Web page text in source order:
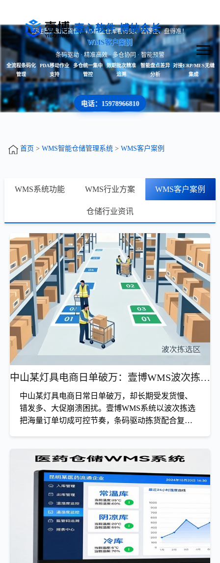
壹心软件 博纳众长
还在靠人脑记货位？WMS让仓库看得见、管得住、盘得准！
WMS客户案例
条码驱动 · 精准高效 · 多仓协同 · 智能预警
全流程条码化
管理
PDA移动作业
支持
多仓统一集中
管控
效期批次精准
追溯
智能盘点差异
分析
对接ERP/MES无缝
集成
电话：15978966810
首页 > WMS智能仓储管理系统> WMS客户案例
WMS系统功能 WMS行业方案 WMS客户案例
仓储行业资讯
中山某灯具电商日单破万：壹博WMS波次拣选撑起大促极速发货
中山某灯具电商日常日单破万，却长期受发货慢、
错发多、大促崩溃困扰。壹博WMS系统以波次拣选
把海量订单切成可控节奏，条码驱动拣货配合复核
为灯具电商提供可落地的仓储升级路径。
日单破万的灯具电商，如何靠波次拣选稳住极速发
中山某灯具电商日常日单破万，却长期受发货慢、错发多、
大促崩溃困扰。壹博WMS系统以波次拣选把海量订单切成
可控节奏，条码驱动拣货配合复核前置显著压低错发率；弹
性并发与峰值削峰让大促期间不爆仓，稳定实现极速发货与
库存账实一致，为灯具电商提供可落地的仓储升级路径。
查看详情